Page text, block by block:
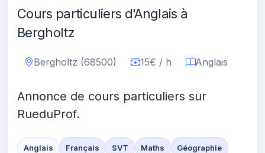
Cours particuliers d'Anglais à
Bergholtz
Bergholtz (68500) 15€ / h Anglais
Annonce de cours particuliers sur
RueduProf.
Anglais Français SVT Maths Géographie